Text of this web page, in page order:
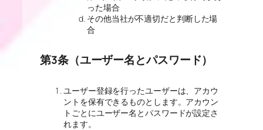
った場合
その他当社が不適切だと判断した場
合
第3条（ユーザー名とパスワード）
ユーザー登録を行ったユーザーは、アカウ
ントを保有できるものとします。アカウン
トごとにユーザー名とパスワードが設定さ
れます。